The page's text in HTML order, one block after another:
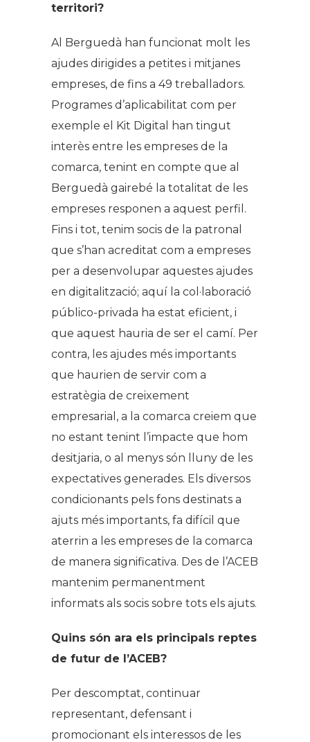
territori?
Al Berguedà han funcionat molt les
ajudes dirigides a petites i mitjanes
empreses, de fins a 49 treballadors.
Programes d’aplicabilitat com per
exemple el Kit Digital han tingut
interès entre les empreses de la
comarca, tenint en compte que al
Berguedà gairebé la totalitat de les
empreses responen a aquest perfil.
Fins i tot, tenim socis de la patronal
que s’han acreditat com a empreses
per a desenvolupar aquestes ajudes
en digitalització; aquí la col·laboració
público-privada ha estat eficient, i
que aquest hauria de ser el camí. Per
contra, les ajudes més importants
que haurien de servir com a
estratègia de creixement
empresarial, a la comarca creiem que
no estant tenint l’impacte que hom
desitjaria, o al menys són lluny de les
expectatives generades. Els diversos
condicionants pels fons destinats a
ajuts més importants, fa difícil que
aterrin a les empreses de la comarca
de manera significativa. Des de l’ACEB
mantenim permanentment
informats als socis sobre tots els ajuts.
Quins són ara els principals reptes
de futur de l’ACEB?
Per descomptat, continuar
representant, defensant i
promocionant els interessos de les